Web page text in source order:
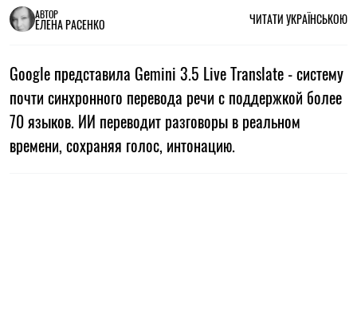
АВТОР
ЕЛЕНА РАСЕНКО ЧИТАТИ УКРАЇНСЬКОЮ
Google представила Gemini 3.5 Live Translate - систему
почти синхронного перевода речи с поддержкой более
70 языков. ИИ переводит разговоры в реальном
времени, сохраняя голос, интонацию.